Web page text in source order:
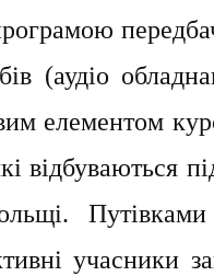
(аудіо
елементом
відбуваються
учасники